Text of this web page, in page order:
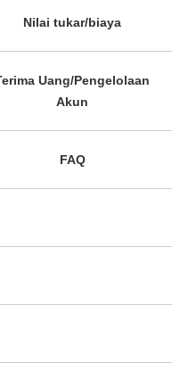
Nilai tukar/biaya
Uang/Pengelolaan
Akun
FAQ